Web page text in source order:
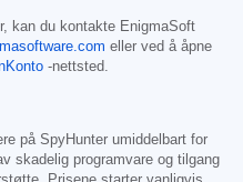
kan du kontakte EnigmaSoft
eller ved å åpne
-nettsted.
på SpyHunter umiddelbart for
skadelig programvare og tilgang